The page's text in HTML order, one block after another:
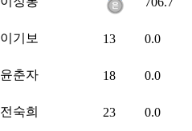
이기보 13 0.0
윤춘자 18 0.0
전숙희 23 0.0